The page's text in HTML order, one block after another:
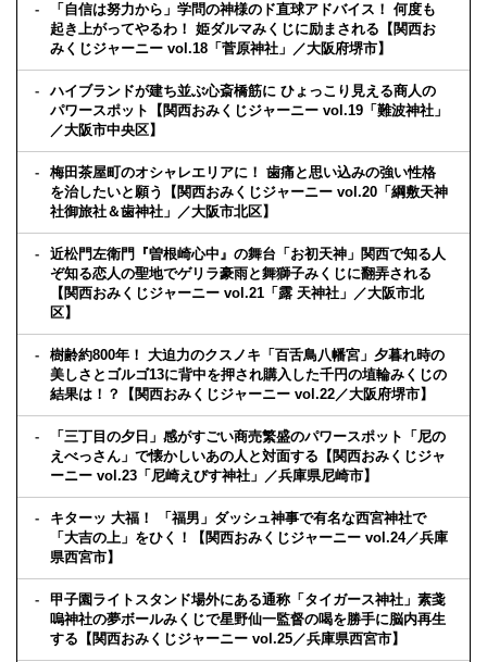
「自信は努力から」学問の神様のド直球アドバイス！ 何度も
起き上がってやるわ！ 姫ダルマみくじに励まされる【関西お
みくじジャーニー vol.18「菅原神社」／大阪府堺市】
ハイブランドが建ち並ぶ心斎橋筋に ひょっこり見える商人の
パワースポット【関西おみくじジャーニー vol.19「難波神社」
／大阪市中央区】
梅田茶屋町のオシャレエリアに！ 歯痛と思い込みの強い性格
を治したいと願う【関西おみくじジャーニー vol.20「綱敷天神
社御旅社＆歯神社」／大阪市北区】
近松門左衛門『曽根崎心中』の舞台「お初天神」関西で知る人
ぞ知る恋人の聖地でゲリラ豪雨と舞獅子みくじに翻弄される
【関西おみくじジャーニー vol.21「露 天神社」／大阪市北
区】
樹齢約800年！ 大迫力のクスノキ「百舌鳥八幡宮」夕暮れ時の
美しさとゴルゴ13に背中を押され購入した千円の埴輪みくじの
結果は！？【関西おみくじジャーニー vol.22／大阪府堺市】
「三丁目の夕日」感がすごい商売繁盛のパワースポット「尼の
えべっさん」で懐かしいあの人と対面する【関西おみくじジャ
ーニー vol.23「尼崎えびす神社」／兵庫県尼崎市】
キターッ 大福！ 「福男」ダッシュ神事で有名な西宮神社で
「大吉の上」をひく！【関西おみくじジャーニー vol.24／兵庫
県西宮市】
甲子園ライトスタンド場外にある通称「タイガース神社」素戔
嗚神社の夢ボールみくじで星野仙一監督の喝を勝手に脳内再生
する【関西おみくじジャーニー vol.25／兵庫県西宮市】